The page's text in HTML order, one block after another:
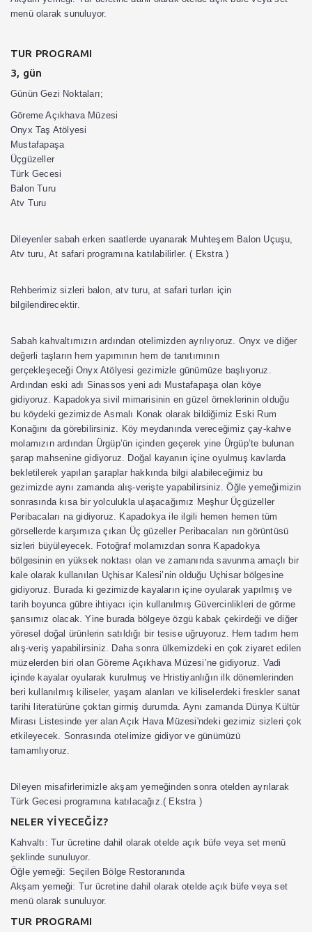
menü olarak sunuluyor.
TUR PROGRAMI
3, gün
Günün Gezi Noktaları;
Göreme Açıkhava Müzesi
Onyx Taş Atölyesi
Mustafapaşa
Üçgüzeller
Türk Gecesi
Balon Turu
Atv Turu
Dileyenler sabah erken saatlerde uyanarak Muhteşem Balon Uçuşu,
Atv turu, At safari programına katılabilirler. ( Ekstra )
Rehberimiz sizleri balon, atv turu, at safari turları için
bilgilendirecektir.
Sabah kahvaltımızın ardından otelimizden ayrılıyoruz. Onyx ve diğer
değerli taşların hem yapımının hem de tanıtımının
gerçekleşeceği Onyx Atölyesi gezimizle günümüze başlıyoruz.
Ardından eski adı Sinassos yeni adı Mustafapaşaolan köye
gidiyoruz. Kapadokya sivil mimarisinin en güzel örneklerinin olduğu
bu köydeki gezimizdeAsmalı Konak olarak bildiğimiz Eski Rum
Konağını da görebilirsiniz. Köy meydanında vereceğimiz çay-kahve
molamızın ardından Ürgüp’ün içinden geçerek yine Ürgüp’te bulunan
şarap mahsenine gidiyoruz. Doğal kayanın içine oyulmuş kavlarda
bekletilerek yapılan şaraplar hakkında bilgi alabileceğimiz bu
gezimizde aynı zamanda alış-verişte yapabilirsiniz. Öğle yemeğimizin
sonrasında kısa bir yolculukla ulaşacağımız Meşhur Üçgüzeller
Peribacaları na gidiyoruz. Kapadokya ile ilgili hemen hemen tüm
görsellerde karşımıza çıkan Üç güzeller Peribacaları nın görüntüsü
sizleri büyüleyecek. Fotoğraf molamızdan sonra Kapadokya
bölgesinin en yüksek noktası olan ve zamanında savunma amaçlı bir
kale olarak kullanılan Uçhisar Kalesi’ nin olduğu Uçhisar bölgesine
gidiyoruz. Burada ki gezimizde kayaların içine oyularak yapılmış ve
tarih boyunca gübre ihtiyacı için kullanılmışGüvercinlikleri de görme
şansımız olacak. Yine burada bölgeye özgü kabak çekirdeği ve diğer
yöresel doğal ürünlerin satıldığı bir tesise uğruyoruz. Hem tadım hem
alış-veriş yapabilirsiniz. Daha sonra ülkemizdeki en çok ziyaret edilen
müzelerden biri olanGöreme Açıkhava Müzesi’ne gidiyoruz. Vadi
içinde kayalar oyularak kurulmuş ve Hristiyanlığın ilk dönemlerinden
beri kullanılmış kiliseler, yaşam alanları ve kiliselerdeki freskler sanat
tarihi literatürüne çoktan girmiş durumda. Aynı zamanda Dünya Kültür
Mirası Listesinde yer alan Açık Hava Müzesi'ndeki gezimiz sizleri çok
etkileyecek. Sonrasında otelimize gidiyor ve günümüzü
tamamlıyoruz.
Dileyen misafirlerimizle akşam yemeğinden sonra otelden ayrılarak
Türk Gecesi programına katılacağız.( Ekstra )
NELER YİYECEĞİZ?
Kahvaltı: Tur ücretine dahil olarak otelde açık büfe veya set menü
şeklinde sunuluyor.
Öğle yemeği: Seçilen Bölge Restoranında
Akşam yemeği: Tur ücretine dahil olarak otelde açık büfe veya set
menü olarak sunuluyor.
TUR PROGRAMI